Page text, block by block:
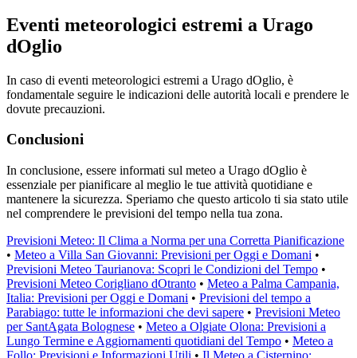
Eventi meteorologici estremi a Urago
dOglio
In caso di eventi meteorologici estremi a Urago dOglio, è
fondamentale seguire le indicazioni delle autorità locali e prendere le
dovute precauzioni.
Conclusioni
In conclusione, essere informati sul meteo a Urago dOglio è
essenziale per pianificare al meglio le tue attività quotidiane e
mantenere la sicurezza. Speriamo che questo articolo ti sia stato utile
nel comprendere le previsioni del tempo nella tua zona.
Previsioni Meteo: Il Clima a Norma per una Corretta Pianificazione
• Meteo a Villa San Giovanni: Previsioni per Oggi e Domani •
Previsioni Meteo Taurianova: Scopri le Condizioni del Tempo •
Previsioni Meteo Corigliano dOtranto • Meteo a Palma Campania,
Italia: Previsioni per Oggi e Domani • Previsioni del tempo a
Parabiago: tutte le informazioni che devi sapere • Previsioni Meteo
per SantAgata Bolognese • Meteo a Olgiate Olona: Previsioni a
Lungo Termine e Aggiornamenti quotidiani del Tempo • Meteo a
Follo: Previsioni e Informazioni Utili • Il Meteo a Cisternino: